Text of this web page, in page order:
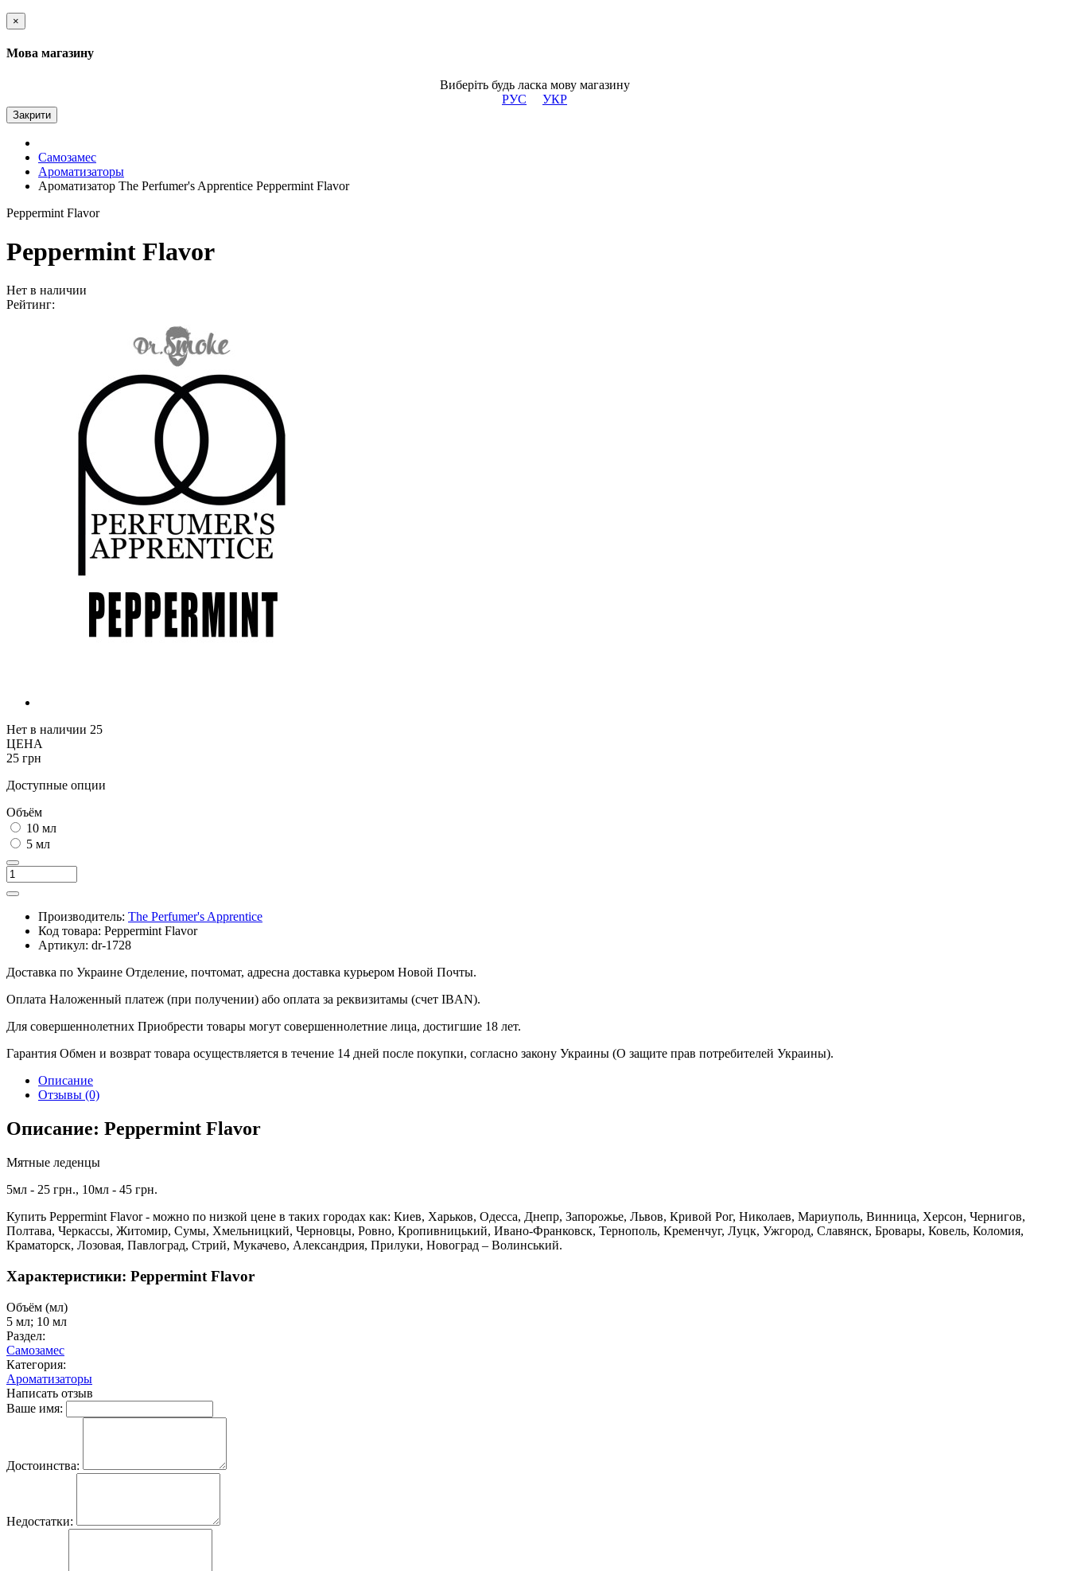
×
Мова магазину
Виберіть будь ласка мову магазину
РУС
УКР
Закрити
Самозамес
Ароматизаторы
Ароматизатор The Perfumer's Apprentice Peppermint Flavor
Peppermint Flavor
Peppermint Flavor
Нет в наличии
Рейтинг:
Нет в наличии 25
ЦЕНА
25 грн
Доступные опции
Объём
10 мл
5 мл
Производитель: The Perfumer's Apprentice
Код товара: Peppermint Flavor
Артикул: dr-1728
Доставка по Украине Отделение, почтомат, адресна доставка курьером Новой Почты.
Оплата Наложенный платеж (при получении) або оплата за реквизитамы (счет IBAN).
Для совершеннолетних Приобрести товары могут совершеннолетние лица, достигшие 18 лет.
Гарантия Обмен и возврат товара осуществляется в течение 14 дней после покупки, согласно закону Украины (О защите прав потребителей Украины).
Описание
Отзывы (0)
Описание: Peppermint Flavor
Мятные леденцы
5мл - 25 грн., 10мл - 45 грн.
Купить Peppermint Flavor - можно по низкой цене в таких городах как: Киев, Харьков, Одесса, Днепр, Запорожье, Львов, Кривой Рог, Николаев, Мариуполь, Винница, Херсон, Чернигов,
Полтава, Черкассы, Житомир, Сумы, Хмельницкий, Черновцы, Ровно, Кропивницький, Ивано-Франковск, Тернополь, Кременчуг, Луцк, Ужгород, Славянск, Бровары, Ковель, Коломия,
Краматорск, Лозовая, Павлоград, Стрий, Мукачево, Александрия, Прилуки, Новоград – Волинський.
Характеристики: Peppermint Flavor
Объём (мл)
5 мл; 10 мл
Раздел:
Самозамес
Категория:
Ароматизаторы
Написать отзыв
Ваше имя:
Достоинства:
Недостатки: